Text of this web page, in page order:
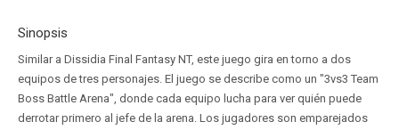
Sinopsis
Similar a Dissidia Final Fantasy NT, este juego gira en torno a dos
equipos de tres personajes. El juego se describe como un "3vs3 Team
Boss Battle Arena", donde cada equipo lucha para ver quién puede
derrotar primero al jefe de la arena. Los jugadores son emparejados